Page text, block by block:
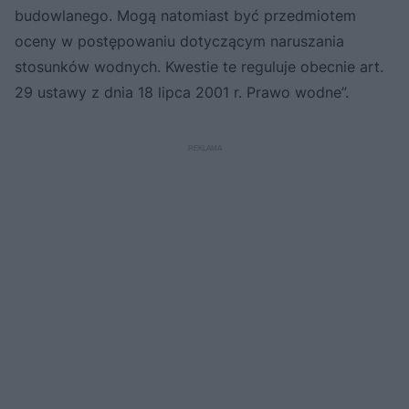
budowlanego. Mogą natomiast być przedmiotem
oceny w postępowaniu dotyczącym naruszania
stosunków wodnych. Kwestie te reguluje obecnie art.
29 ustawy z dnia 18 lipca 2001 r. Prawo wodne”.